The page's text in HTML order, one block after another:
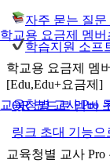
학교용 요금제 멤
교육청별 교사 Pro
자주 묻는 질문
학습지원 소프
학교용 요금제 멤
[Edu,Edu+요금제]
QR 코드로 멤버
링크 초대 기능으
교육청별 교사